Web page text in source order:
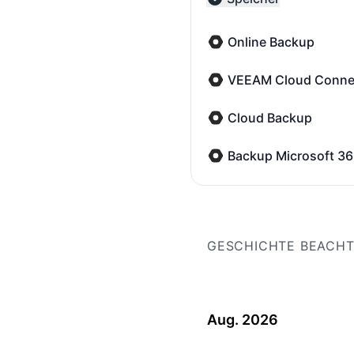
Collapse group
Online Backup - Wartung
Online Backup
VEEAM Cloud Connect -
VEEAM Cloud
Cloud Backup - Wartung
Cloud Backup
Backup Microsoft 365 -
Backup Microsoft
GESCHICHTE
Aug. 2026